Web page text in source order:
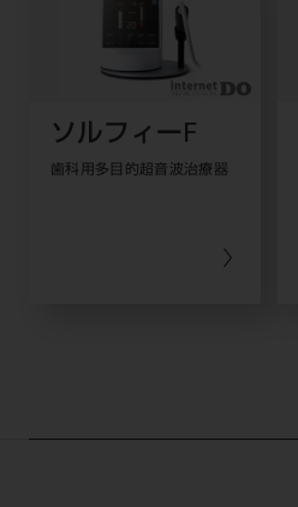
ソルフィーF
歯科用多目的超音波治療器